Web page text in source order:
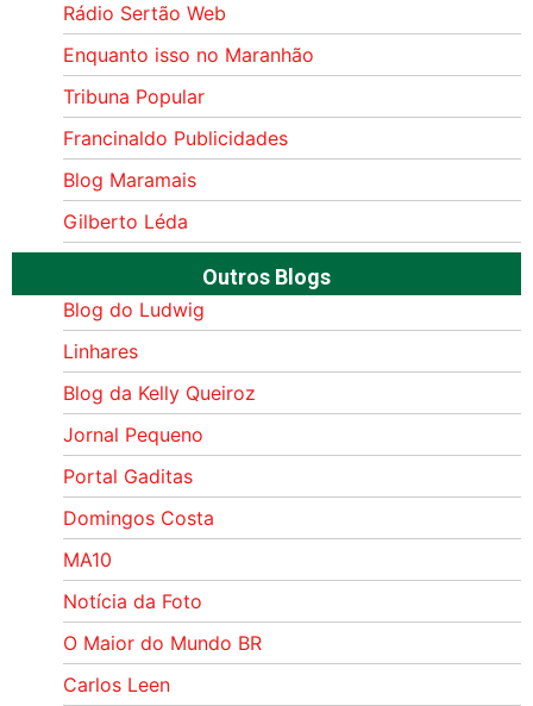
Rádio Sertão Web
Enquanto isso no Maranhão
Tribuna Popular
Francinaldo Publicidades
Blog Maramais
Gilberto Léda
Outros Blogs
Blog do Ludwig
Linhares
Blog da Kelly Queiroz
Jornal Pequeno
Portal Gaditas
Domingos Costa
MA10
Notícia da Foto
O Maior do Mundo BR
Carlos Leen